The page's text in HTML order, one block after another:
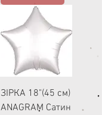
ЗІРКА 18"(45 см)
ANAGRAM Сатин